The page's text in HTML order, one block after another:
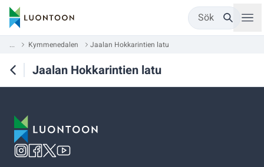
Sök
... Kymmenedalen Jaalan Hokkarintien latu
Jaalan Hokkarintien latu